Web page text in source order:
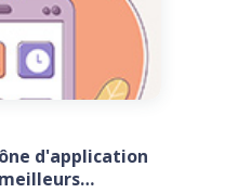
d'application